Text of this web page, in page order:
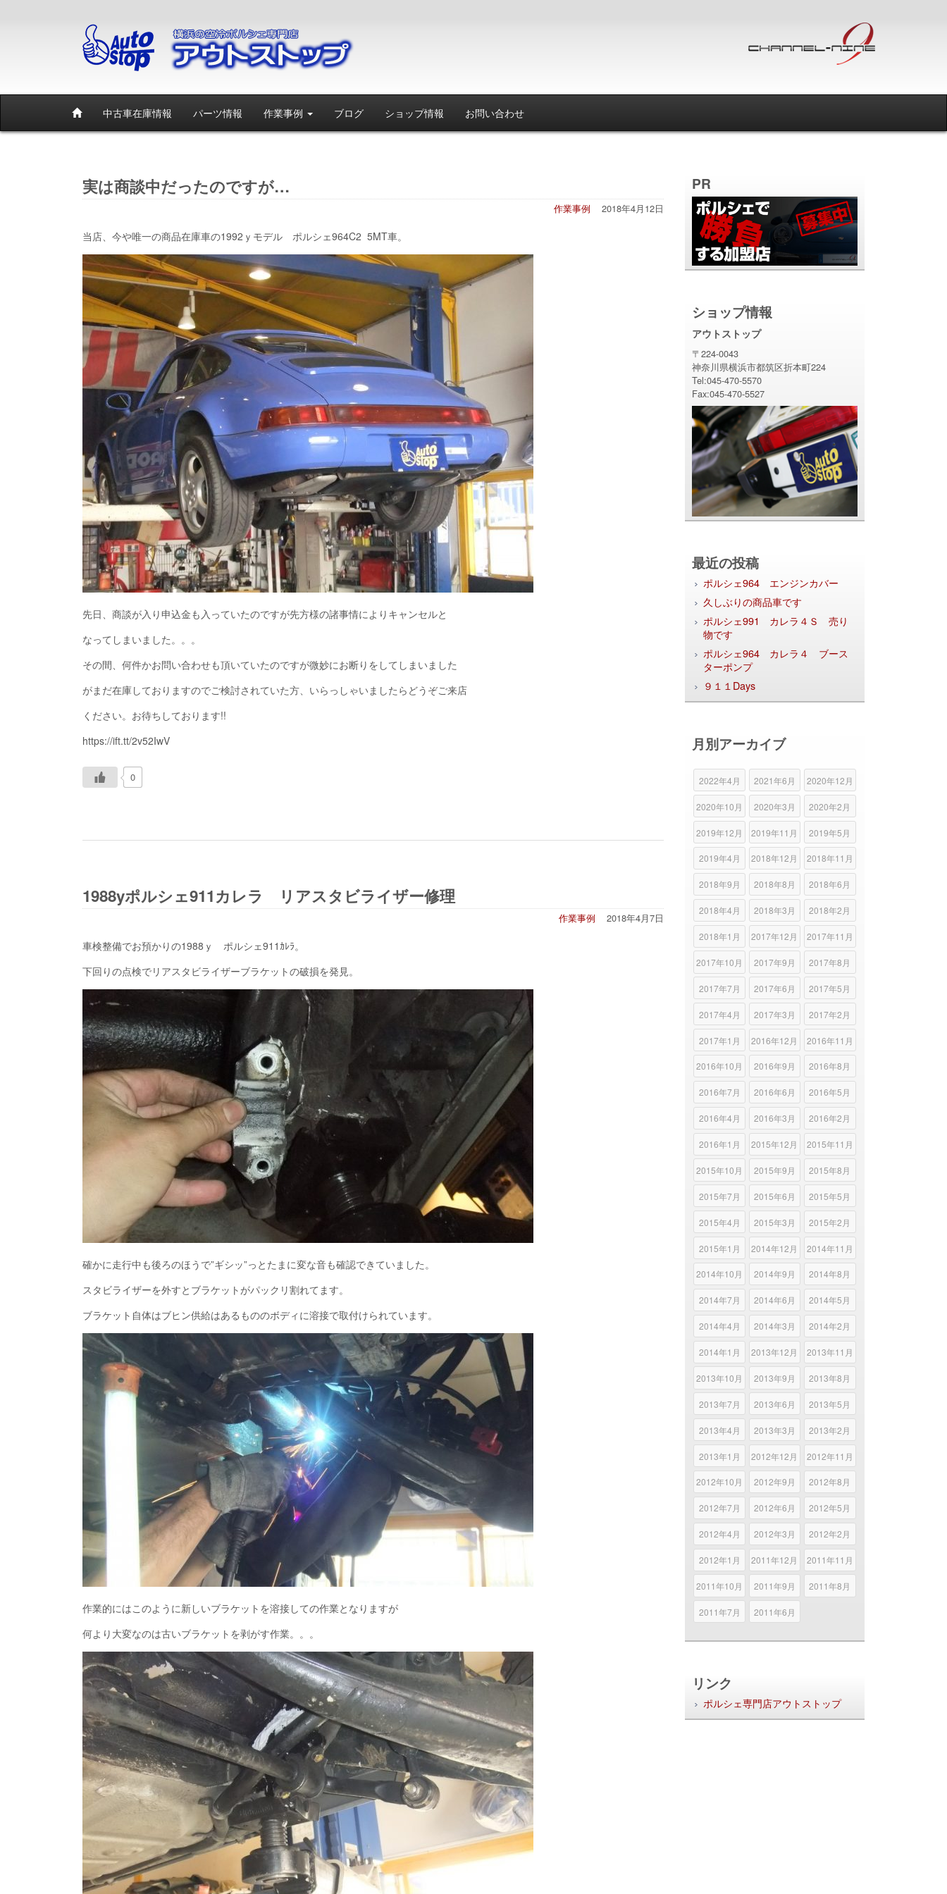
中古車在庫情報 パーツ情報 作業事例 ブログ ショップ情報 お問い合わせ
実は商談中だったのですが…
2018年4月12日
作業事例
当店、今や唯一の商品在庫車の1992ｙモデル ポルシェ964C2 5MT車。
先日、商談が入り申込金も入っていたのですが先方様の諸事情によりキャンセルと
なってしまいました。。。
その間、何件かお問い合わせも頂いていたのですが微妙にお断りをしてしまいました
がまだ在庫しておりますのでご検討されていた方、いらっしゃいましたらどうぞご来店
ください。お待ちしております!!
https://ift.tt/2v52IwV
0
1988yポルシェ911カレラ リアスタビライザー修理
2018年4月7日
作業事例
車検整備でお預かりの1988ｙ ポルシェ911ｶﾚﾗ。
下回りの点検でリアスタビライザーブラケットの破損を発見。
確かに走行中も後ろのほうで”ギシッ”っとたまに変な音も確認できていました。
スタビライザーを外すとブラケットがパックリ割れてます。
ブラケット自体はブヒン供給はあるもののボディに溶接で取付けられています。
作業的にはこのように新しいブラケットを溶接しての作業となりますが
何より大変なのは古いブラケットを剥がす作業。。。
PR
ショップ情報
アウトストップ
〒224-0043
神奈川県横浜市都筑区折本町224
Tel:045-470-5570
Fax:045-470-5527
最近の投稿
ポルシェ964 エンジンカバー
久しぶりの商品車です
ポルシェ991 カレラ４Ｓ 売り
物です
ポルシェ964 カレラ４ ブース
ターポンプ
９１１Days
月別アーカイブ
2022年4月 2021年6月 2020年12月
2020年10月 2020年3月 2020年2月
2019年12月 2019年11月 2019年5月
2019年4月 2018年12月 2018年11月
2018年9月 2018年8月 2018年6月
2018年4月 2018年3月 2018年2月
2018年1月 2017年12月 2017年11月
2017年10月 2017年9月 2017年8月
2017年7月 2017年6月 2017年5月
2017年4月 2017年3月 2017年2月
2017年1月 2016年12月 2016年11月
2016年10月 2016年9月 2016年8月
2016年7月 2016年6月 2016年5月
2016年4月 2016年3月 2016年2月
2016年1月 2015年12月 2015年11月
2015年10月 2015年9月 2015年8月
2015年7月 2015年6月 2015年5月
2015年4月 2015年3月 2015年2月
2015年1月 2014年12月 2014年11月
2014年10月 2014年9月 2014年8月
2014年7月 2014年6月 2014年5月
2014年4月 2014年3月 2014年2月
2014年1月 2013年12月 2013年11月
2013年10月 2013年9月 2013年8月
2013年7月 2013年6月 2013年5月
2013年4月 2013年3月 2013年2月
2013年1月 2012年12月 2012年11月
2012年10月 2012年9月 2012年8月
2012年7月 2012年6月 2012年5月
2012年4月 2012年3月 2012年2月
2012年1月 2011年12月 2011年11月
2011年10月 2011年9月 2011年8月
2011年7月 2011年6月
リンク
ポルシェ専門店アウトストップ